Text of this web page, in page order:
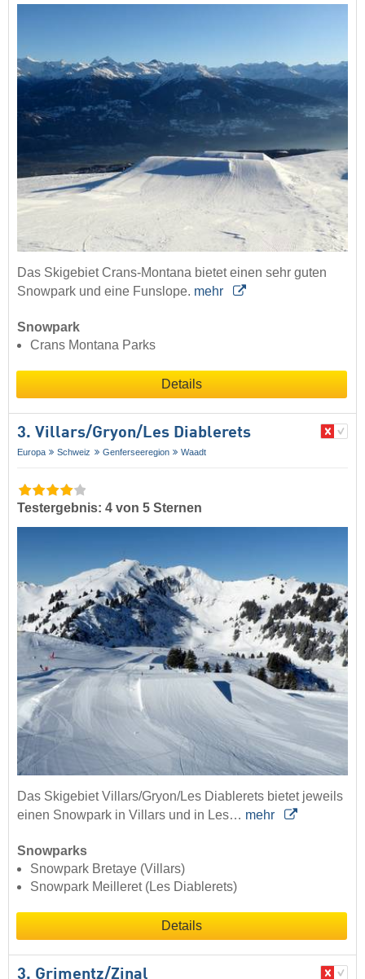
Das Skigebiet Crans-Montana bietet einen sehr guten
Snowpark und eine Funslope. mehr
Snowpark
Crans Montana Parks
Details
3. Villars/​Gryon/​Les Diablerets
Europa Schweiz Genferseeregion Waadt
Testergebnis: 4 von 5 Sternen
Das Skigebiet Villars/Gryon/Les Diablerets bietet jeweils
einen Snowpark in Villars und in Les… mehr
Snowparks
Snowpark Bretaye (Villars)
Snowpark Meilleret (Les Diablerets)
Details
3. Grimentz/​Zinal